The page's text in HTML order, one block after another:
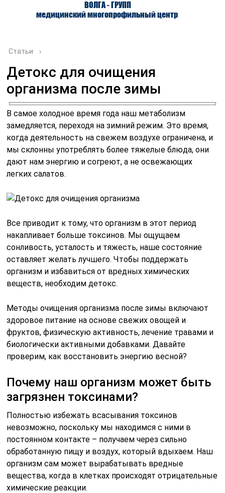
ВОЛГА - ГРУПП
медицинский многопрофильный центр
О ЦЕНТРЕ ВРАЧИ
Статьи ›
Детокс для очищения
организма после зимы
В самое холодное время года наш метаболизм
замедляется, переходя на зимний режим. Это время,
когда деятельность на свежем воздухе ограничена, и
мы склонны употреблять более тяжелые блюда, они
дают нам энергию и согреют, а не освежающих
легких салатов.
Все приводит к тому, что организм в этот период
накапливает больше токсинов. Мы ощущаем
сонливость, усталость и тяжесть, наше состояние
оставляет желать лучшего. Чтобы поддержать
организм и избавиться от вредных химических
веществ, необходим детокс.
Методы очищения организма после зимы включают
здоровое питание на основе свежих овощей и
фруктов, физическую активность, лечение травами и
биологически активными добавками. Давайте
проверим, как восстановить энергию весной?
Почему наш организм может быть
загрязнен токсинами?
Полностью избежать всасывания токсинов
невозможно, поскольку мы находимся с ними в
постоянном контакте – получаем через сильно
обработанную пищу и воздух, который вдыхаем. Наш
организм сам может вырабатывать вредные
вещества, когда в клетках происходят отрицательные
химические реакции.